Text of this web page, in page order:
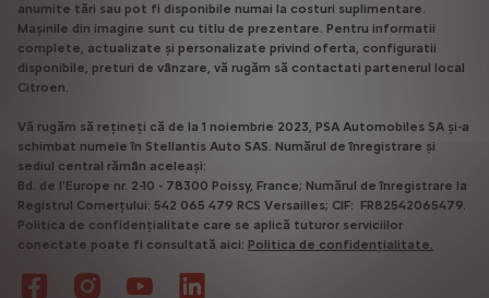
anumite tări sau pot fi disponibile numai la costuri suplimentare.
Mașinile din imagine sunt cu titlu de prezentare. Pentru informatii
complete, actualizate și personalizate privind oferta, configuratii
disponibile, preturi de vânzare, vă rugăm să contactati partenerul local
Citroen.
Vă rugăm să rețineți că de la 1 noiembrie 2023, PSA Automobiles SA și-a
schimbat numele în Stellantis Auto SAS. Numărul de înregistrare și
sediul central rămân aceleași:
Bd. de l'Europe nr. 2-10 - 78300 Poissy, France; Numărul de înregistrare la
Registrul Comerțului: 542 065 479 RCS Versailles; CIF: FR82542065479.
Politica de confidențialitate care se aplică tuturor serviciilor
conectate poate fi consultată aici: Politica de confidențialitate.